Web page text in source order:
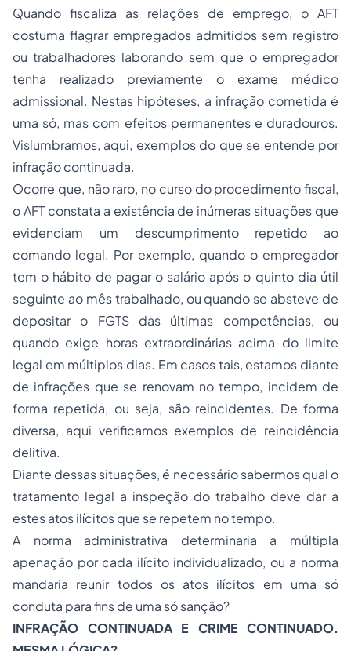
Quando fiscaliza as relações de emprego, o AFT
costuma flagrar empregados admitidos sem registro
ou trabalhadores laborando sem que o empregador
tenha realizado previamente o exame médico
admissional. Nestas hipóteses, a infração cometida é
uma só, mas com efeitos permanentes e duradouros.
Vislumbramos, aqui, exemplos do que se entende por
infração continuada.
Ocorre que, não raro, no curso do procedimento fiscal,
o AFT constata a existência de inúmeras situações que
evidenciam um descumprimento repetido ao
comando legal. Por exemplo, quando o empregador
tem o hábito de pagar o salário após o quinto dia útil
seguinte ao mês trabalhado, ou quando se absteve de
depositar o FGTS das últimas competências, ou
quando exige horas extraordinárias acima do limite
legal em múltiplos dias. Em casos tais, estamos diante
de infrações que se renovam no tempo, incidem de
forma repetida, ou seja, são reincidentes. De forma
diversa, aqui verificamos exemplos de reincidência
delitiva.
Diante dessas situações, é necessário sabermos qual o
tratamento legal a inspeção do trabalho deve dar a
estes atos ilícitos que se repetem no tempo.
A norma administrativa determinaria a múltipla
apenação por cada ilícito individualizado, ou a norma
mandaria reunir todos os atos ilícitos em uma só
conduta para fins de uma só sanção?
INFRAÇÃO CONTINUADA E CRIME CONTINUADO.